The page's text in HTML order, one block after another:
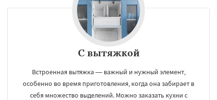
С вытяжкой
Встроенная вытяжка — важный и нужный элемент,
особенно во время приготовления, когда она забирает в
себя множество выделений. Можно заказать кухни с